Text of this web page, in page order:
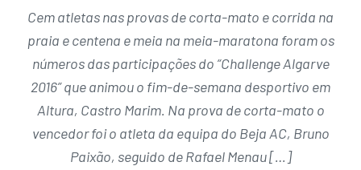
Cem atletas nas provas de corta-mato e corrida na
praia e centena e meia na meia-maratona foram os
números das participações do “Challenge Algarve
2016” que animou o fim-de-semana desportivo em
Altura, Castro Marim. Na prova de corta-mato o
vencedor foi o atleta da equipa do Beja AC, Bruno
Paixão, seguido de Rafael Menau […]